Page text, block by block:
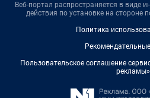
Веб-портал распространяется в виде
действия по установке на стороне
Политика
Пользовательское соглашение
рекламы»